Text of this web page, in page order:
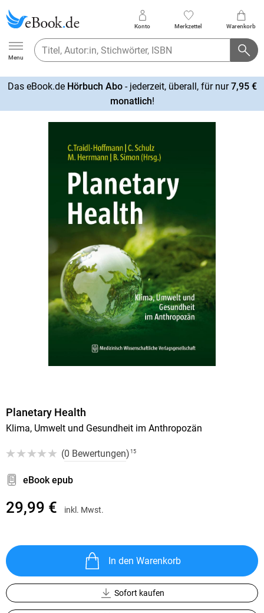
Ebook.de
Menu
Konto Merkzettel Warenkorb
Das eBook.de Hörbuch Abo- jederzeit, überall, für nur7,95 €
monatlich!
Planetary Health
Klima, Umwelt und Gesundheit im Anthropozän
(0 Bewertungen) 15
eBook epub
29,99 € inkl. Mwst.
In den Warenkorb
Sofort kaufen